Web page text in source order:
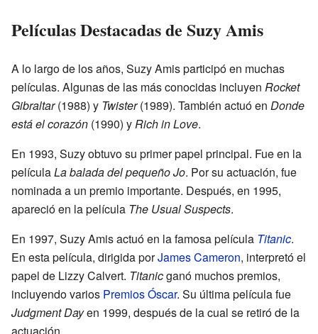
Películas Destacadas de Suzy Amis
A lo largo de los años, Suzy Amis participó en muchas
películas. Algunas de las más conocidas incluyen Rocket
Gibraltar(1988) y Twister(1989). También actuó en Donde
está el corazón (1990) yRich in Love.
En 1993, Suzy obtuvo su primer papel principal. Fue en la
películaLa balada del pequeño Jo. Por su actuación, fue
nominada a un premio importante. Después, en 1995,
apareció en la película The Usual Suspects.
En 1997, Suzy Amis actuó en la famosa película Titanic.
En esta película, dirigida porJames Cameron, interpretó el
papel de Lizzy Calvert. Titanicganó muchos premios,
incluyendo varios Premios Óscar. Su última película fue
Judgment Dayen 1999, después de la cual se retiró de la